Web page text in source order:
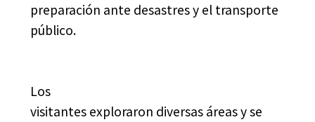
preparación ante desastres y el transporte
público.
Los
visitantes exploraron diversas áreas y se